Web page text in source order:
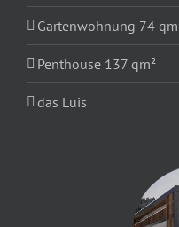
Gartenwohnung 74
Penthouse 137 qm²
das Luis